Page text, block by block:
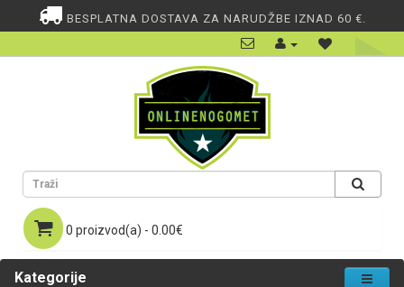
BESPLATNA DOSTAVA ZA NARUDŽBE IZNAD 60 €.
0 proizvod(a) - 0.00€
Kategorije